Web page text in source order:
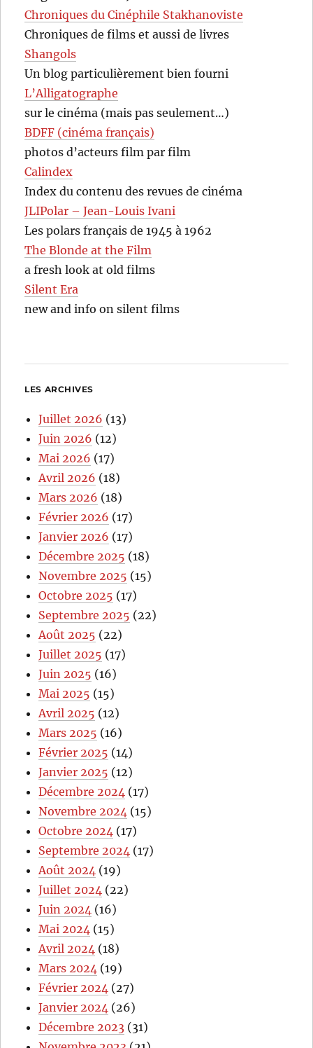
Chroniques du Cinéphile Stakhanoviste
Chroniques de films et aussi de livres
Shangols
Un blog particulièrement bien fourni
L’Alligatographe
sur le cinéma (mais pas seulement…)
BDFF (cinéma français)
photos d’acteurs film par film
Calindex
Index du contenu des revues de cinéma
JLIPolar – Jean-Louis Ivani
Les polars français de 1945 à 1962
The Blonde at the Film
a fresh look at old films
Silent Era
new and info on silent films
LES ARCHIVES
Juillet 2026 (13)
Juin 2026 (12)
Mai 2026 (17)
Avril 2026 (18)
Mars 2026 (18)
Février 2026 (17)
Janvier 2026 (17)
Décembre 2025 (18)
Novembre 2025 (15)
Octobre 2025 (17)
Septembre 2025 (22)
Août 2025 (22)
Juillet 2025 (17)
Juin 2025 (16)
Mai 2025 (15)
Avril 2025 (12)
Mars 2025 (16)
Février 2025 (14)
Janvier 2025 (12)
Décembre 2024 (17)
Novembre 2024 (15)
Octobre 2024 (17)
Septembre 2024 (17)
Août 2024 (19)
Juillet 2024 (22)
Juin 2024 (16)
Mai 2024 (15)
Avril 2024 (18)
Mars 2024 (19)
Février 2024 (27)
Janvier 2024 (26)
Décembre 2023 (31)